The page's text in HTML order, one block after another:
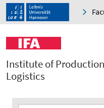
Institute of
Logistics